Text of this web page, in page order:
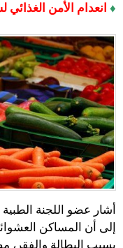
♦ انعدام الأمن الغذائي
أشار عضو اللجنة
إلى أن المساكن
بسبب البطالة والفقر،